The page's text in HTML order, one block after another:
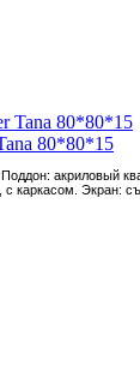
80*80*15
акриловый
каркасом. Экран: